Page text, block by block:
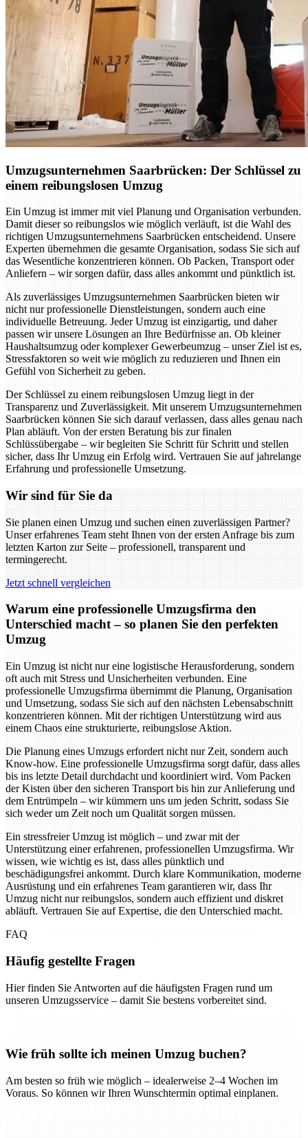
Umzugsunternehmen Saarbrücken: Der Schlüssel zu
einem reibungslosen Umzug
Ein Umzug ist immer mit viel Planung und Organisation verbunden.
Damit dieser so reibungslos wie möglich verläuft, ist die Wahl des
richtigen Umzugsunternehmens Saarbrücken entscheidend. Unsere
Experten übernehmen die gesamte Organisation, sodass Sie sich auf
das Wesentliche konzentrieren können. Ob Packen, Transport oder
Anliefern – wir sorgen dafür, dass alles ankommt und pünktlich ist.
Als zuverlässiges Umzugsunternehmen Saarbrücken bieten wir
nicht nur professionelle Dienstleistungen, sondern auch eine
individuelle Betreuung. Jeder Umzug ist einzigartig, und daher
passen wir unsere Lösungen an Ihre Bedürfnisse an. Ob kleiner
Haushaltsumzug oder komplexer Gewerbeumzug – unser Ziel ist es,
Stressfaktoren so weit wie möglich zu reduzieren und Ihnen ein
Gefühl von Sicherheit zu geben.
Der Schlüssel zu einem reibungslosen Umzug liegt in der
Transparenz und Zuverlässigkeit. Mit unserem Umzugsunternehmen
Saarbrücken können Sie sich darauf verlassen, dass alles genau nach
Plan abläuft. Von der ersten Beratung bis zur finalen
Schlüssübergabe – wir begleiten Sie Schritt für Schritt und stellen
sicher, dass Ihr Umzug ein Erfolg wird. Vertrauen Sie auf jahrelange
Erfahrung und professionelle Umsetzung.
Wir sind für Sie da
Sie planen einen Umzug und suchen einen zuverlässigen Partner?
Unser erfahrenes Team steht Ihnen von der ersten Anfrage bis zum
letzten Karton zur Seite – professionell, transparent und
termingerecht.
Jetzt schnell vergleichen
Warum eine professionelle Umzugsfirma den
Unterschied macht – so planen Sie den perfekten
Umzug
Ein Umzug ist nicht nur eine logistische Herausforderung, sondern
oft auch mit Stress und Unsicherheiten verbunden. Eine
professionelle Umzugsfirma übernimmt die Planung, Organisation
und Umsetzung, sodass Sie sich auf den nächsten Lebensabschnitt
konzentrieren können. Mit der richtigen Unterstützung wird aus
einem Chaos eine strukturierte, reibungslose Aktion.
Die Planung eines Umzugs erfordert nicht nur Zeit, sondern auch
Know-how. Eine professionelle Umzugsfirma sorgt dafür, dass alles
bis ins letzte Detail durchdacht und koordiniert wird. Vom Packen
der Kisten über den sicheren Transport bis hin zur Anlieferung und
dem Entrümpeln – wir kümmern uns um jeden Schritt, sodass Sie
sich weder um Zeit noch um Qualität sorgen müssen.
Ein stressfreier Umzug ist möglich – und zwar mit der
Unterstützung einer erfahrenen, professionellen Umzugsfirma. Wir
wissen, wie wichtig es ist, dass alles pünktlich und
beschädigungsfrei ankommt. Durch klare Kommunikation, moderne
Ausrüstung und ein erfahrenes Team garantieren wir, dass Ihr
Umzug nicht nur reibungslos, sondern auch effizient und diskret
abläuft. Vertrauen Sie auf Expertise, die den Unterschied macht.
FAQ
Häufig gestellte Fragen
Hier finden Sie Antworten auf die häufigsten Fragen rund um
unseren Umzugsservice – damit Sie bestens vorbereitet sind.
Wie früh sollte ich meinen Umzug buchen?
Am besten so früh wie möglich – idealerweise 2–4 Wochen im
Voraus. So können wir Ihren Wunschtermin optimal einplanen.